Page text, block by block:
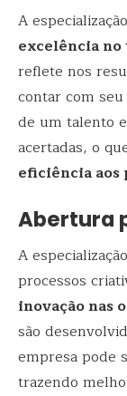
A
excelência
reflete nos
contar com
de um talento
acertadas, o
eficiência aos
Abertura
A
processos
inovação nas
são
empresa pode
trazendo